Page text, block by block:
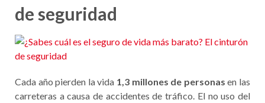
de seguridad
Cada año pierden la vida 1,3 millones de personas en las
carreteras a causa de accidentes de tráfico. El no uso del